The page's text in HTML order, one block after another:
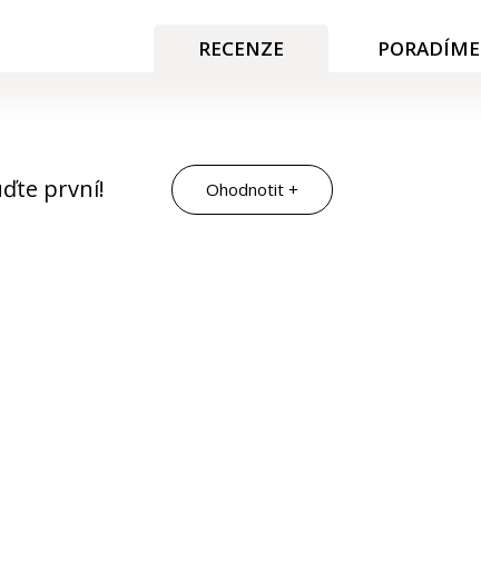
RECENZE
první! Ohodnotit +